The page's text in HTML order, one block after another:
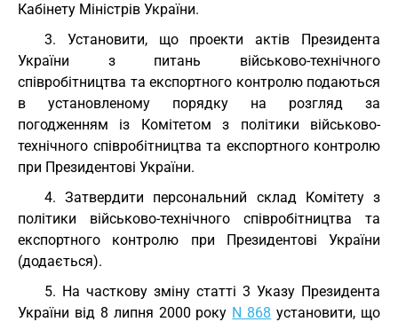
Кабінету Міністрів України.
3. Установити, що проекти актів Президента
України з питань військово-технічного
співробітництва та експортного контролю подаються
в установленому порядку на розгляд за
погодженням із Комітетом з політики військово-
технічного співробітництва та експортного контролю
при Президентові України.
4. Затвердити персональний склад Комітету з
політики військово-технічного співробітництва та
експортного контролю при Президентові України
(додається).
5. На часткову зміну статті 3 Указу Президента
України від 8 липня 2000 року N 868 установити, що